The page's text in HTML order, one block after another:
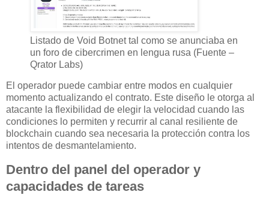
Listado de Void Botnet tal como se anunciaba en
un foro de cibercrimen en lengua rusa (Fuente –
Qrator Labs)
El operador puede cambiar entre modos en cualquier
momento actualizando el contrato. Este diseño le otorga al
atacante la flexibilidad de elegir la velocidad cuando las
condiciones lo permiten y recurrir al canal resiliente de
blockchain cuando sea necesaria la protección contra los
intentos de desmantelamiento.
Dentro del panel del operador y
capacidades de tareas